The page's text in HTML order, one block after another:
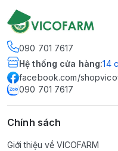
090 701 7617
Hệ thống cửa hàng:14
facebook.com/
090 701 7617
Chính sách
Giới thiệu về VICOFARM